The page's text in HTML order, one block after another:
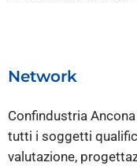
Network
Confindustria
tutti i soggetti
valutazione,